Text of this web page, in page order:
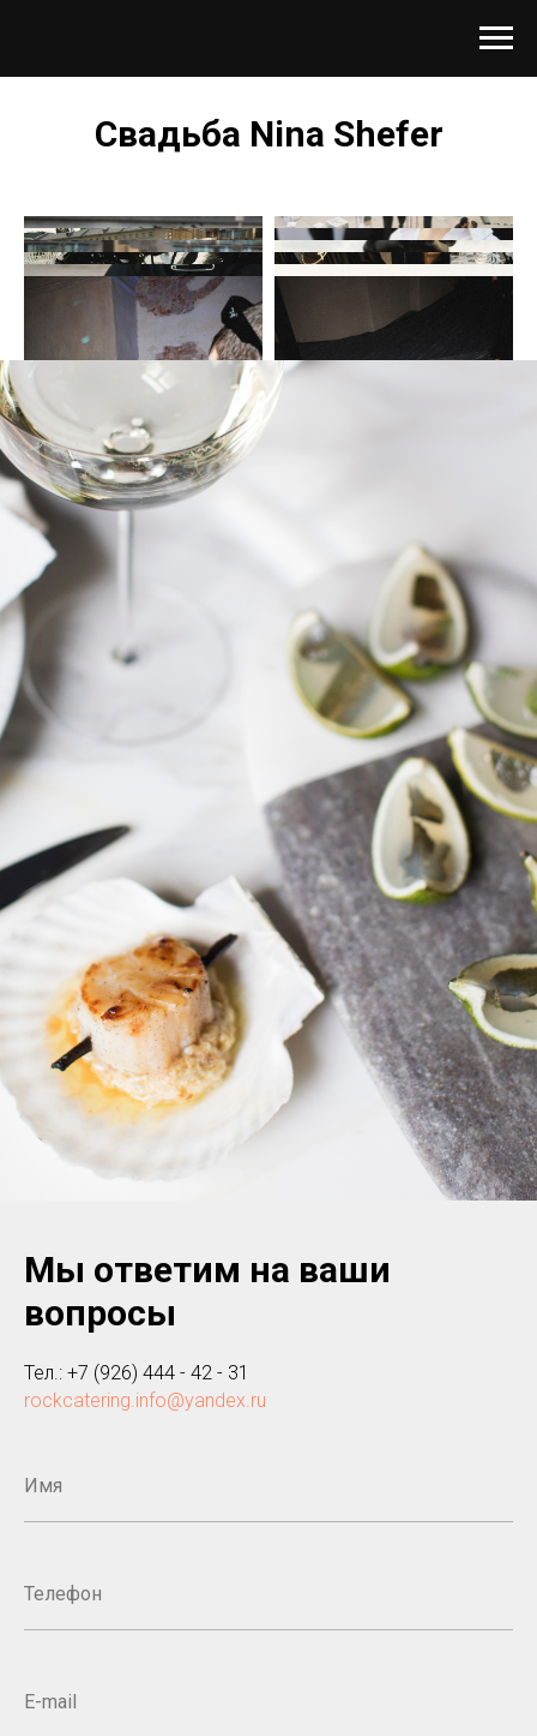
Свадьба Nina Shefer
Мы ответим на ваши
вопросы
Тел.: +7 (926) 444 - 42 - 31
rockcatering.info@yandex.ru